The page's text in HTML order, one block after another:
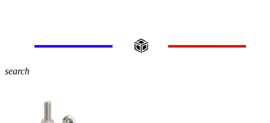
search